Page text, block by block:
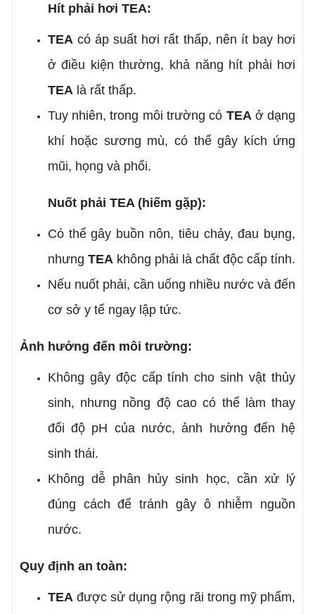
Hít phải hơi TEA:
TEA có áp suất hơi rất thấp, nên ít bay hơi
ở điều kiện thường, khả năng hít phải hơi
TEA là rất thấp.
Tuy nhiên, trong môi trường có TEA ở dạng
khí hoặc sương mù, có thể gây kích ứng
mũi, họng và phổi.
Nuốt phải TEA (hiếm gặp):
Có thể gây buồn nôn, tiêu chảy, đau bụng,
nhưng TEA không phải là chất độc cấp tính.
Nếu nuốt phải, cần uống nhiều nước và đến
cơ sở y tế ngay lập tức.
Ảnh hưởng đến môi trường:
Không gây độc cấp tính cho sinh vật thủy
sinh, nhưng nồng độ cao có thể làm thay
đổi độ pH của nước, ảnh hưởng đến hệ
sinh thái.
Không dễ phân hủy sinh học, cần xử lý
đúng cách để tránh gây ô nhiễm nguồn
nước.
Quy định an toàn:
TEA được sử dụng rộng rãi trong mỹ phẩm,